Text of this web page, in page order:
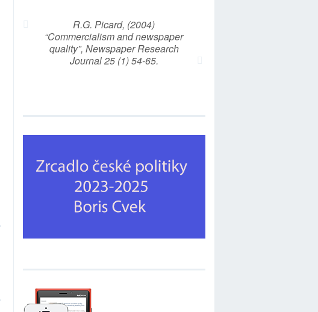
R.G. Picard, (2004)
“Commercialism and newspaper
quality”, Newspaper Research
Journal 25 (1) 54-65.